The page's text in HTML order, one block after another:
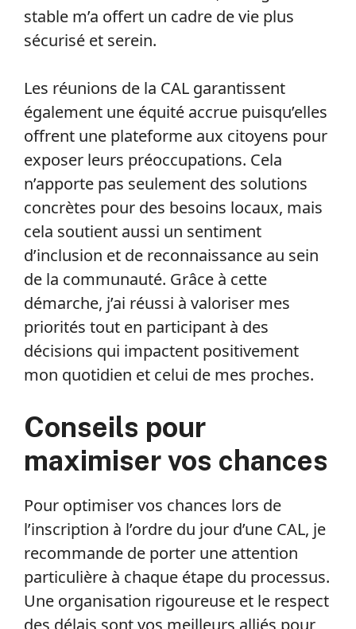
stable m’a offert un cadre de vie plus
sécurisé et serein.
Les réunions de la CAL garantissent
également une équité accrue puisqu’elles
offrent une plateforme aux citoyens pour
exposer leurs préoccupations. Cela
n’apporte pas seulement des solutions
concrètes pour des besoins locaux, mais
cela soutient aussi un sentiment
d’inclusion et de reconnaissance au sein
de la communauté. Grâce à cette
démarche, j’ai réussi à valoriser mes
priorités tout en participant à des
décisions qui impactent positivement
mon quotidien et celui de mes proches.
Conseils pour
maximiser vos chances
Pour optimiser vos chances lors de
l’inscription à l’ordre du jour d’une CAL, je
recommande de porter une attention
particulière à chaque étape du processus.
Une organisation rigoureuse et le respect